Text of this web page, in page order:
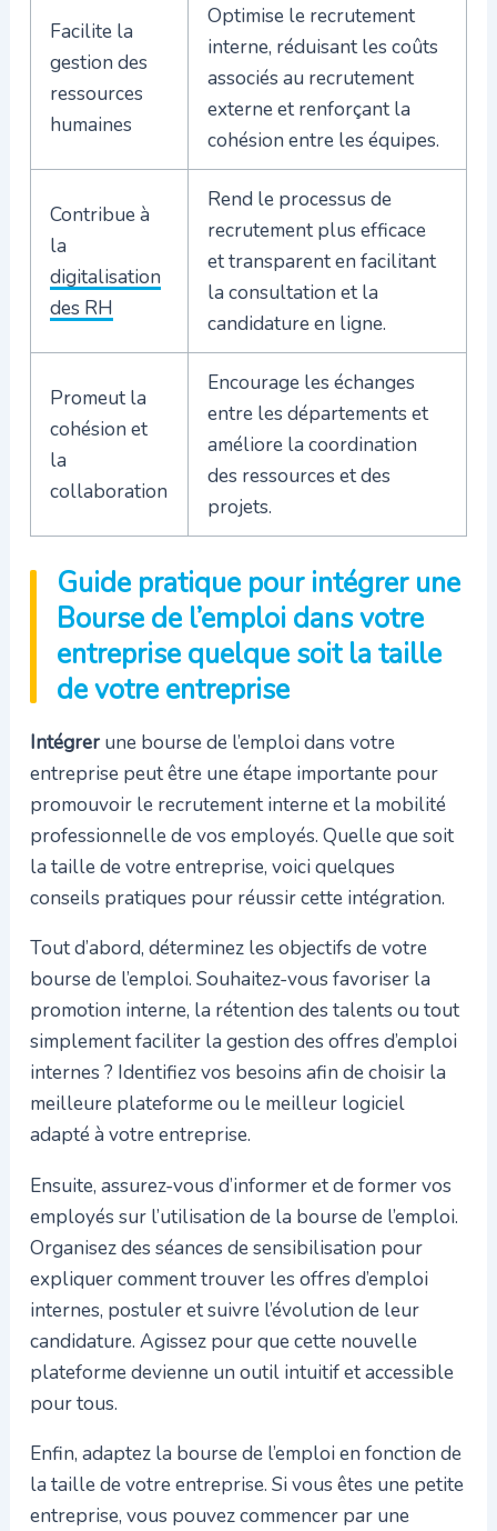
Facilite la
gestion des
ressources
humaines
Optimise le recrutement
interne, réduisant les coûts
associés au recrutement
externe et renforçant la
cohésion entre les équipes.
Contribue à
la
digitalisation
des RH
Rend le processus de
recrutement plus efficace
et transparent en facilitant
la consultation et la
candidature en ligne.
Promeut la
cohésion et
la
collaboration
Encourage les échanges
entre les départements et
améliore la coordination
des ressources et des
projets.
Guide pratique pour intégrer une
Bourse de l’emploi dans votre
entreprise quelque soit la taille
de votre entreprise
Intégrerune bourse de l’emploi dans votre
entreprise peut être une étape importante pour
promouvoir le recrutement interne et la mobilité
professionnelle de vos employés. Quelle que soit
la taille de votre entreprise, voici quelques
conseils pratiques pour réussir cette intégration.
Tout d’abord, déterminez les objectifs de votre
bourse de l’emploi. Souhaitez-vous favoriser la
promotion interne, la rétention des talents ou tout
simplement faciliter la gestion des offres d’emploi
internes ? Identifiez vos besoins afin de choisir la
meilleure plateforme ou le meilleur logiciel
adapté à votre entreprise.
Ensuite, assurez-vous d’informer et de former vos
employés sur l’utilisation de la bourse de l’emploi.
Organisez des séances de sensibilisation pour
expliquer comment trouver les offres d’emploi
internes, postuler et suivre l’évolution de leur
candidature. Agissez pour que cette nouvelle
plateforme devienne un outil intuitif et accessible
pour tous.
Enfin, adaptez la bourse de l’emploi en fonction de
la taille de votre entreprise. Si vous êtes une petite
entreprise, vous pouvez commencer par une